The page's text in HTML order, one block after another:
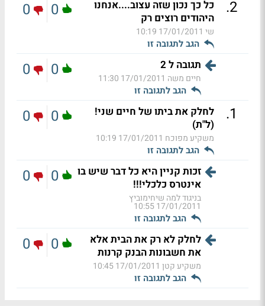
2
.
כל כך נכון שזה עצוב....אנחנו
היהודים רוצים רק
שי 17/01/2011 10:19
הגב לתגובה זו
0
0
תגובה ל 2
חיים משה 17/01/2011 11:30
הגב לתגובה זו
0
0
1
.
לחלק את ביתו של חיים שני!
(ל"ת)
משקיע מפוכח 17/01/2011 10:19
הגב לתגובה זו
0
0
זכות קניין היא כל דבר שיש בו
אינטרס כלכלי!!!
בניגוד למה שיחימוביץ
17/01/2011 10:55
הגב לתגובה זו
0
0
לחלק לא רק את הבית אלא
את חשבונות הבנק קרנות
משקיע קטן 17/01/2011 10:45
הגב לתגובה זו
0
0